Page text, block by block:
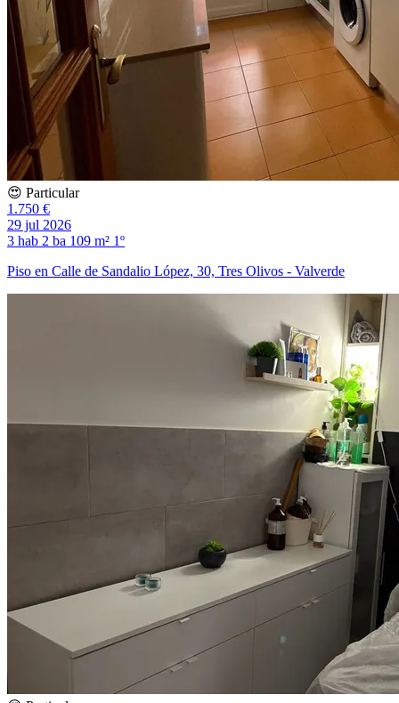
😍 Particular
1.750 €
29 jul 2026
3 hab 2 ba 109 m² 1º
Piso en Calle de Sandalio López, 30, Tres Olivos - Valverde